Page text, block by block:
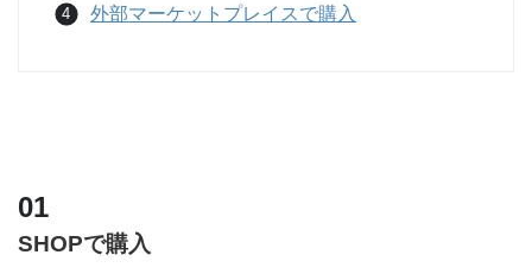
外部マーケットプレイスで購入
SHOPで購入